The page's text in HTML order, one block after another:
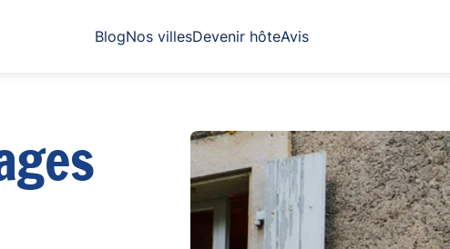
BlogNos villesDevenir hôteAvis